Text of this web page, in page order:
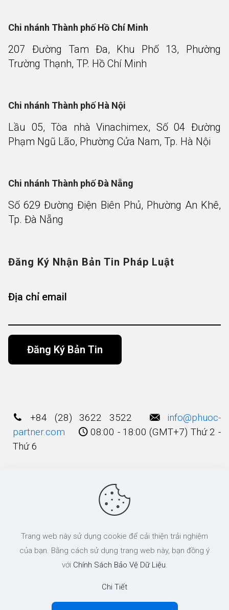
Chi nhánh Thành phố Hồ Chí Minh
207 Đường Tam Đa, Khu Phố 13, Phường
Trường Thạnh, TP. Hồ Chí Minh
Chi nhánh Thành phố Hà Nội
Lầu 05, Tòa nhà Vinachimex, Số 04 Đường
Phạm Ngũ Lão, Phường Cửa Nam, Tp. Hà Nội
Chi nhánh Thành phố Đà Nẵng
Số 629 Đường Điện Biên Phủ, Phường An Khê,
Tp. Đà Nẵng
Đăng Ký Nhận Bản Tin Pháp Luật
Địa chỉ email
+84 (28) 3622 3522
info@phuoc-
partner.com
08:00 - 18:00 (GMT+7) Thứ 2 -
Thứ 6
© 2003 - 2025 Bản quyền thuộc về Công Ty
Luật TNHH Phước và Các cộng Sự
Trang web này sử dụng cookie để cải thiện trải nghiệm
của bạn. Bằng cách sử dụng trang web này, bạn đồng ý
với Chính Sách Bảo Vệ Dữ Liệu.
Chi Tiết